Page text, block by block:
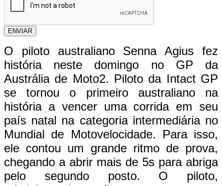
ENVIAR
O piloto australiano Senna Agius fez
história neste domingo no GP da
Austrália de Moto2. Piloto da Intact GP
se tornou o primeiro australiano na
história a vencer uma corrida em seu
país natal na categoria intermediária no
Mundial de Motovelocidade. Para isso,
ele contou um grande ritmo de prova,
chegando a abrir mais de 5s para abriga
pelo segundo posto. O piloto,